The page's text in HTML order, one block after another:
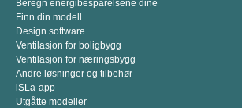
Beregn energibesparelsene dine
Finn din modell
Design software
Ventilasjon for boligbygg
Ventilasjon for næringsbygg
Andre løsninger og tilbehør
iSLa-app
Utgåtte modeller